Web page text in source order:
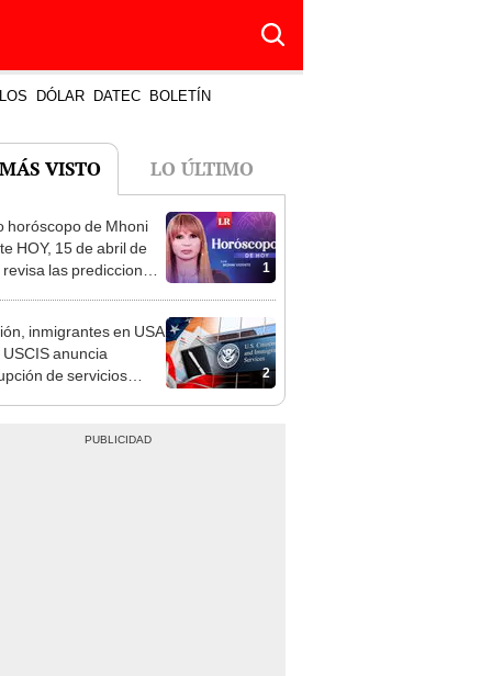
DÓLAR DATEC BOLETÍN
VISTO LO ÚLTIMO
1
horóscopo de Mhoni
HOY, 15 de abril de
las predicciones
2
inmigrantes en USA
USCIS anuncia
de servicios